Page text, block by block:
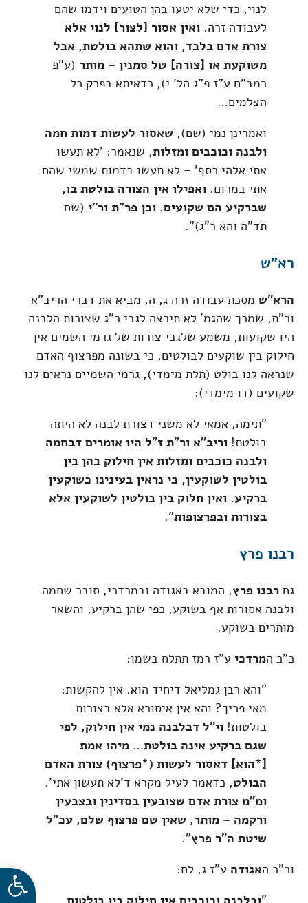
לנוי, כדי שלא יטעו בהן הטועים וידמו שהם
לעבודה זרה. ואין אסור [לצור] לנוי אלא
צורת אדם בלבד, והוא שתהא בולטת, אבל
משוקעת או [צורה] של סמנין – מותר (ע"פ
רמב"ם ע"ז פ"ג הל' י), כדאיתא בפרק כל
הצלמים…
ואמרינן נמי (שם), שאסור לעשות דמות חמה
ולבנה וכוכבים ומזלות, שנאמר: 'לא תעשו
אתי אלהי כסף' – לא תעשו בדמות שמשי שהם
אתי במרום. ואפילו אין הצורה בולטת בו,
שברקיע הם שקועים. וכן פר"ת ור"י (שם
תד"ה והא ר"ג)".
רא"ש
הרא"ש מסכת עבודה זרה ג, ה, מביא את דברי הריב"א
ור"ת, שמכך שהגמ' לא תירצה לגבי ר"ג שצורות הלבנה
היו שקועות, משמע שלגבי צורות של גרמי השמים אין
חילוק בין שוקעים לבולטים, כי בשונה מפרצוף האדם
שנראה לנו בולט (תלת מימדי), גרמי השמיים נראים לנו
שקועים (דו מימדי):
"תימה, אמאי לא משני דצורת לבנה לא היתה
בולטת! וריב"א ור"ת ז"ל היו אומרים דבחמה
ולבנה כוכבים ומזלות אין חילוק בהן בין
בולטין לשוקעין, כי נראין בעינינו כשוקעין
ברקיע. ואין חלוק בין בולטין לשוקעין אלא
בצורות ובפרצופות".
רבנו פרץ
גם רבנו פרץ, המובא באגודה ובמרדכי, סובר שחמה
ולבנה אסורות אף בשוקע, כפי שהן ברקיע, והשאר
מותרים בשוקע.
כ"כ המרדכי ע"ז רמז תתלח בשמו:
"והא רבן גמליאל דיחיד הוא. אין להקשות:
מאי פריך? והא אין איסורא אלא בצורות
בולטות! וי"ל דבלבנה נמי אין חילוק, לפי
שגם ברקיע אינה בולטת… מיהו אמת
[*הוא] דאסור לעשות (*פרצוף) צורת האדם
הבולט, כדאמר לעיל מקרא ד'לא תעשון אתי'.
ומ"מ צורת אדם שצובעין בסדינין ובצבעין
ורקמה – מותר, שאין שם פרצוף שלם, עכ"ל
שיטת ה"ר פרץ".
וכ"כ האגודה ע"ז ג, לח:
פתח